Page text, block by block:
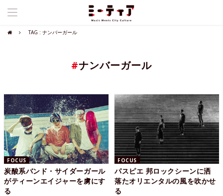
TAG : ナンバーガール
#ナンバーガール
FOCUS
炭酸系バンド・サイダーガール
がティーンエイジャーを虜にす
る
FOCUS
パスピエ 邦ロックシーンに洒
落たオリエンタルの風を吹かせ
る